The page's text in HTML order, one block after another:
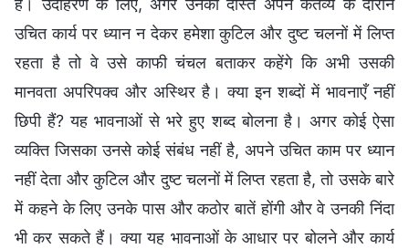
हैं। उदाहरण के लिए, अगर उनका दोस्त अपने कर्तव्य के दौरान
उचित कार्य पर ध्यान न देकर हमेशा कुटिल और दुष्ट चलनों में लिप्त
रहता है तो वे उसे काफी चंचल बताकर कहेंगे कि अभी उसकी
मानवता अपरिपक्व और अस्थिर है। क्या इन शब्दों में भावनाएँ नहीं
छिपी हैं? यह भावनाओं से भरे हुए शब्द बोलना है। अगर कोई ऐसा
व्यक्ति जिसका उनसे कोई संबंध नहीं है, अपने उचित काम पर ध्यान
नहीं देता और कुटिल और दुष्ट चलनों में लिप्त रहता है, तो उसके बारे
में कहने के लिए उनके पास और कठोर बातें होंगी और वे उनकी निंदा
भी कर सकते हैं। क्या यह भावनाओं के आधार पर बोलने और कार्य